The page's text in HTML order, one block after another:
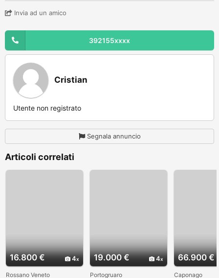
Invia ad un amico
392155xxxx
Cristian
Utente non registrato
Segnala annuncio
Articoli correlati
16.800 € 4
Rossano Veneto
19.000 € 4
Portogruaro
66.900 €
Caponago